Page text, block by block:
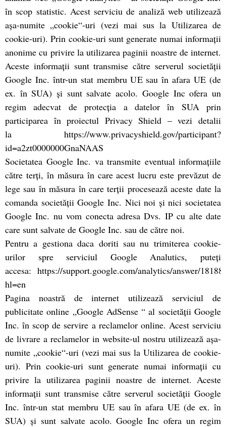
în scop statistic. Acest serviciu de analiză web utilizează
aşa-numite „cookie“-uri (vezi mai sus la Utilizarea de
cookie-uri). Prin cookie-uri sunt generate numai informaţii
anonime cu privire la utilizarea paginii noastre de internet.
Aceste informaţii sunt transmise către serverul societăţii
Google Inc. într-un stat membru UE sau în afara UE (de
ex. în SUA) şi sunt salvate acolo. Google Inc ofera un
regim adecvat de protecția a datelor în SUA prin
participarea în proiectul Privacy Shield – vezi detalii
la https://www.privacyshield.gov/participant?
id=a2zt0000000GnaNAAS
Societatea Google Inc. va transmite eventual informaţiile
către terţi, în măsura în care acest lucru este prevăzut de
lege sau în măsura în care terţii procesează aceste date la
comanda societăţii Google Inc. Nici noi şi nici societatea
Google Inc. nu vom conecta adresa Dvs. IP cu alte date
care sunt salvate de Google Inc. sau de către noi.
Pentru a gestiona daca doriti sau nu trimiterea cookie-
urilor spre serviciul Google Analutics, puteți
accesa: https://support.google.com/analytics/answer/
hl=en
Pagina noastră de internet utilizează serviciul de
publicitate online „Google AdSense “ al societăţii Google
Inc. în scop de servire a reclamelor online. Acest serviciu
de livrare a reclamelor in website-ul nostru utilizează aşa-
numite „cookie“-uri (vezi mai sus la Utilizarea de cookie-
uri). Prin cookie-uri sunt generate numai informaţii cu
privire la utilizarea paginii noastre de internet. Aceste
informaţii sunt transmise către serverul societăţii Google
Inc. într-un stat membru UE sau în afara UE (de ex. în
SUA) şi sunt salvate acolo. Google Inc ofera un regim